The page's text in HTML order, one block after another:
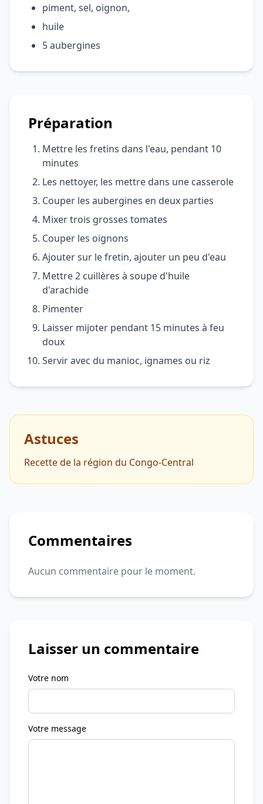
piment, sel, oignon,
huile
5 aubergines
Préparation
Mettre les fretins dans l'eau, pendant 10
minutes
Les nettoyer, les mettre dans une casserole
Couper les aubergines en deux parties
Mixer trois grosses tomates
Couper les oignons
Ajouter sur le fretin, ajouter un peu d'eau
Mettre 2 cuillères à soupe d'huile
d'arachide
Pimenter
Laisser mijoter pendant 15 minutes à feu
doux
Servir avec du manioc, ignames ou riz
Astuces
Recette de la région du Congo-Central
Commentaires
Aucun commentaire pour le moment.
Laisser un commentaire
Votre nom
Votre message